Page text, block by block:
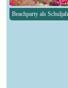
Beachparty als